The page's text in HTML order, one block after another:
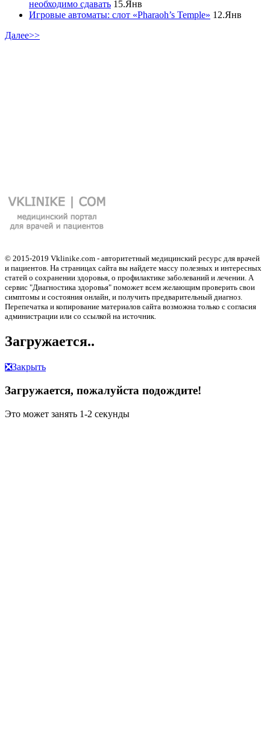
необходимо сдавать 15.Янв
Игровые автоматы: слот «Pharaoh’s Temple» 12.Янв
Далее>>
© 2015-2019 Vklinike.com - авторитетный медицинский ресурс для врачей
и пациентов. На страницах сайта вы найдете массу полезных и интересных
статей о сохранении здоровья, о профилактике заболеваний и лечении. А
сервис "Диагностика здоровья" поможет всем желающим проверить свои
симптомы и состояния онлайн, и получить предварительный диагноз.
Перепечатка и копирование материалов сайта возможна только с согласия
администрации или со ссылкой на источник.
Загружается..
❎Закрыть
Загружается, пожалуйста подождите!
Это может занять 1-2 секунды